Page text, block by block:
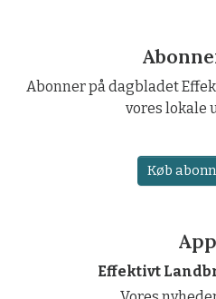
Abonner på dagbladet
vores lokale
Køb
Effektivt